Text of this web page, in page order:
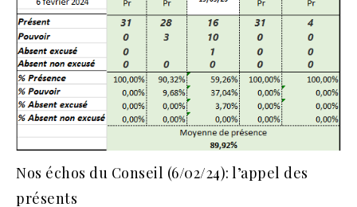
Nos échos du Conseil (6/02/24): l’appel des
présents